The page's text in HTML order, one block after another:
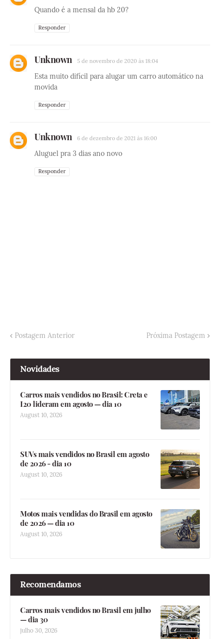
Quando é a mensal da hb 20?
Responder
Unknown 5 de novembro de 2020 às 18:04
Esta muito difícil para alugar um carro automático na
movida
Responder
Unknown 6 de dezembro de 2021 às 16:00
Aluguel pra 3 dias ano novo
Responder
Postagem Anterior Próxima Postagem
Novidades
Carros mais vendidos no Brasil: Creta e
I20 lideram em agosto — dia 10
August 10, 2026
SUVs mais vendidos no Brasil em agosto
de 2026 - dia 10
August 10, 2026
Motos mais vendidas do Brasil em agosto
de 2026 — dia 10
August 10, 2026
Recomendamos
Carros mais vendidos no Brasil em julho
— dia 30
julho 30, 2026